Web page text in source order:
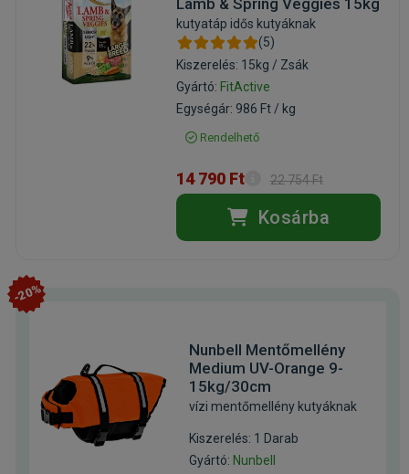
Lamb & Spring Veggies 15kg
kutyatáp idős kutyáknak
(5)
Kiszerelés: 15kg / Zsák
Gyártó: FitActive
Egységár: 986 Ft / kg
Rendelhető
14 790 Ft 22 754 Ft
Kosárba
-20%
Nunbell Mentőmellény
Medium UV-Orange 9-
15kg/30cm
vízi mentőmellény kutyáknak
Kiszerelés: 1 Darab
Gyártó: Nunbell